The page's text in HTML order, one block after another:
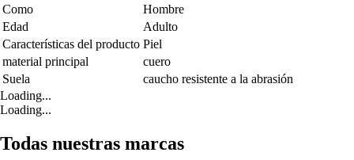
Como
Hombre
Edad
Adulto
Características del producto Piel
material principal
cuero
Suela
caucho resistente a la abrasión
Loading...
Loading...
Todas nuestras marcas